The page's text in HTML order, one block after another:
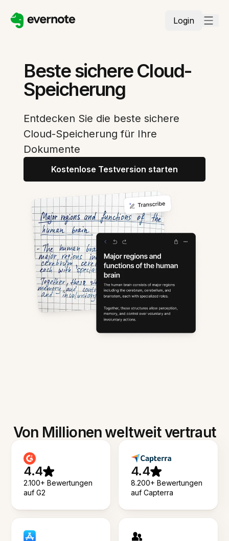
Login
Beste sichere Cloud-
Speicherung
Entdecken Sie die beste sichere
Cloud-Speicherung für Ihre
Dokumente
Kostenlose Testversion starten
Von Millionen weltweit vertraut
4.4
2.100+ Bewertungen
auf G2
4.4
8.200+ Bewertungen
auf Capterra